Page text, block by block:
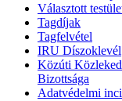
Választott
Tagdíjak
Tagfelvétel
IRU Díszoklevél
Közúti
Bizottsága
Adatvédelmi